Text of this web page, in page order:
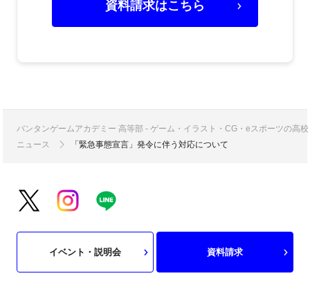
資料請求はこちら
バンタンゲームアカデミー 高等部 - ゲーム・イラスト・CG・eスポーツの高
ニュース
「緊急事態宣言」発令に伴う対応について
イベント・説明会 資料請求